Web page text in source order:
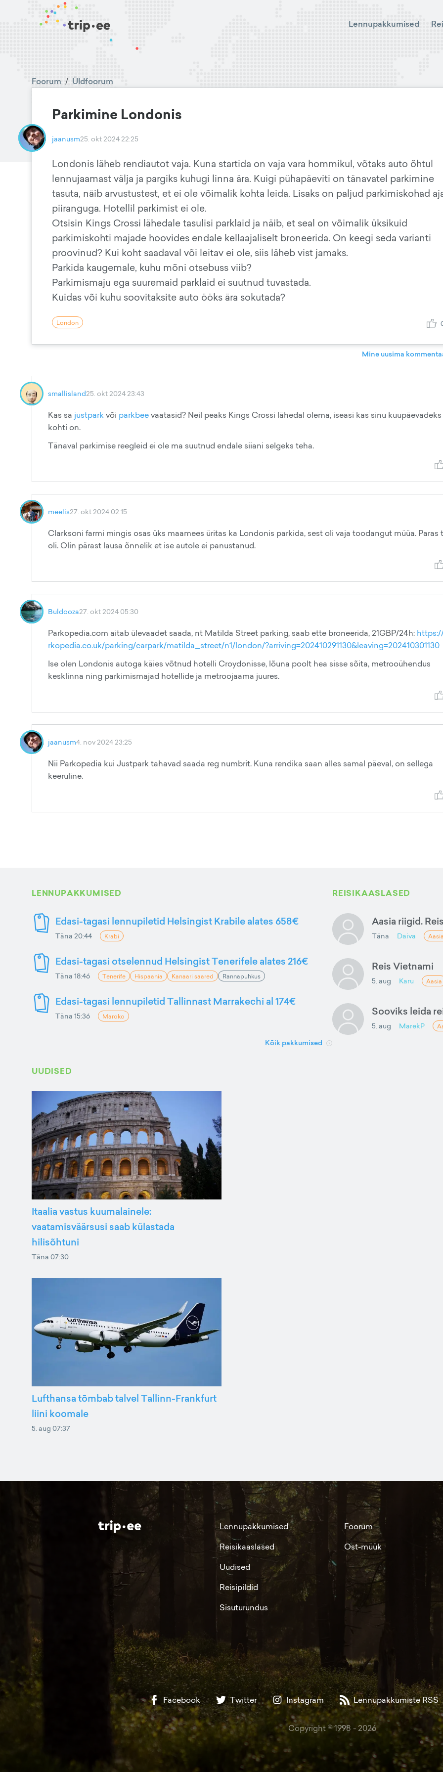
Lennupakkumised
Foorum / Üldfoorum
Parkimine Londonis
jaanusm25. okt 2024 22:25
Londonis läheb rendiautot vaja. Kuna startida on vaja vara hommikul, võtaks auto õhtul
lennujaamast välja ja pargiks kuhugi linna ära. Kuigi pühapäeviti on tänavatel parkimine
tasuta, näib arvustustest, et ei ole võimalik kohta leida. Lisaks on paljud parkimiskohad
piiranguga. Hotellil parkimist ei ole.
Otsisin Kings Crossi lähedale tasulisi parklaid ja näib, et seal on võimalik üksikuid
parkimiskohti majade hoovides endale kellaajaliselt broneerida. On keegi seda varianti
proovinud? Kui koht saadaval või leitav ei ole, siis läheb vist jamaks.
Parkida kaugemale, kuhu mõni otsebuss viib?
Parkimismaju ega suuremaid parklaid ei suutnud tuvastada.
Kuidas või kuhu soovitaksite auto ööks ära sokutada?
London
Mine uusima
smallisland25. okt 2024 23:43
Kas sa justparkvõi parkbeevaatasid? Neil peaks Kings Crossi lähedal olema, iseasi kas sinu kuupäevadeks
kohti on.
Tänaval parkimise reegleid ei ole ma suutnud endale siiani selgeks teha.
meelis27. okt 2024 02:15
Clarksoni farmi mingis osas üks maamees üritas ka Londonis parkida, sest oli vaja toodangut müüa. Paras
oli. Olin pärast lausa õnnelik et ise autole ei panustanud.
Buldooza27. okt 2024 05:30
Parkopedia.com aitab ülevaadet saada, nt Matilda Street parking, saab ette broneerida, 21GBP/24h:
rkopedia.co.uk/parking/carpark/matilda_street/n1/london/?arriving=202410291130&leaving=202410301130
Ise olen Londonis autoga käies võtnud hotelli Croydonisse, lõuna poolt hea sisse sõita, metrooühendus
kesklinna ning parkimismajad hotellide ja metroojaama juures.
jaanusm4. nov 2024 23:25
Nii Parkopedia kui Justpark tahavad saada reg numbrit. Kuna rendika saan alles samal päeval, on sellega
keeruline.
LENNUPAKKUMISED
Edasi-tagasi lennupiletid Helsingist Krabile alates 658€
Täna 20:44 Krabi
Edasi-tagasi otselennud Helsingist Tenerifele alates 216€
Täna 18:46 Tenerife Hispaania Kanaari saared Rannapuhkus
Edasi-tagasi lennupiletid Tallinnast Marrakechi al 174€
Täna 15:36 Maroko
Kõik pakkumised
REISIKAASLASED
Aasia riigid.
Täna Daiva Aasia
Reis Vietnami
5. aug Karu Aasia
Sooviks leida
5. aug MarekP
UUDISED
Itaalia vastus kuumalainele:
vaatamisväärsusi saab külastada
hilisõhtuni
Täna 07:30
Lufthansa tõmbab talvel Tallinn-Frankfurt
liini koomale
5. aug 07:37
Lennupakkumised
Reisikaaslased
Uudised
Reisipildid
Sisuturundus
Foorum
Ost-müük
Facebook Twitter Instagram Lennupakkumiste RSS
Copyright © 1998 - 2026